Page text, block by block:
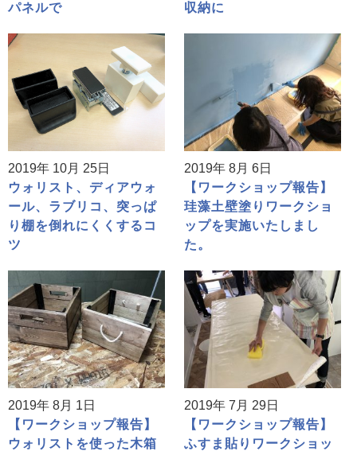
パネルで
収納に
2019年 10月 25日
ウォリスト、ディアウォ
ール、ラブリコ、突っぱ
り棚を倒れにくくするコ
ツ
2019年 8月 6日
【ワークショップ報告】
珪藻土壁塗りワークショ
ップを実施いたしまし
た。
2019年 8月 1日
【ワークショップ報告】
ウォリストを使った木箱
2019年 7月 29日
【ワークショップ報告】
ふすま貼りワークショッ